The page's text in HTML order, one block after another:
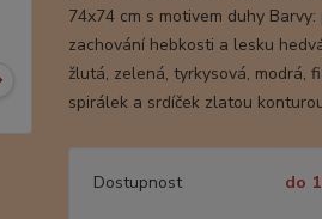
74x74 cm s motivem duhy
zachování hebkosti a lesku
žlutá, zelená, tyrkysová, modrá,
spirálek a srdíček zlatou
Dostupnost do